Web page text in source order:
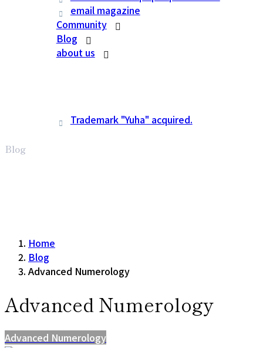
email magazine
Community
Blog
about us
Trademark "Yuha" acquired.
Blog
Home
Blog
Advanced Numerology
Advanced Numerology
Advanced Numerology